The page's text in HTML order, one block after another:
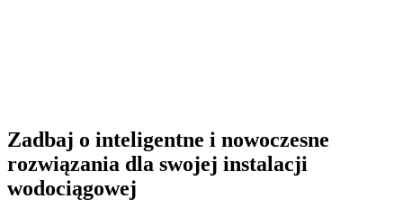
Zadbaj o inteligentne i nowoczesne
rozwiązania dla swojej instalacji
wodociągowej